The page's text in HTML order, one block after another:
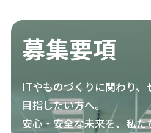
募集要項
ITやものづくりに関わり、
目指したい方へ。
安心・安全な未来を、私